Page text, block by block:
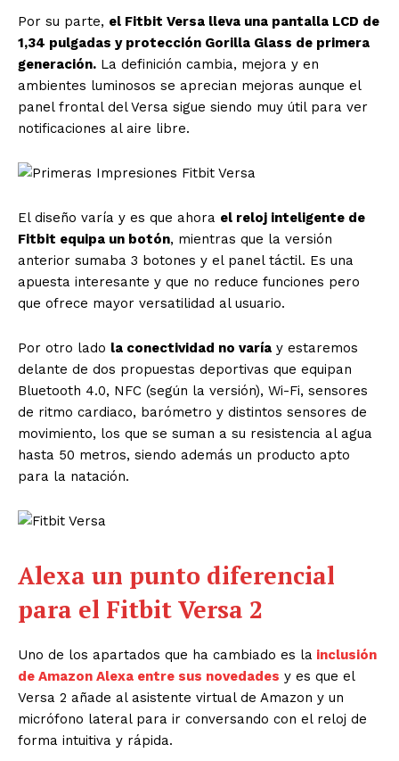
Por su parte, el Fitbit Versa lleva una pantalla LCD de
1,34 pulgadas y protección Gorilla Glass de primera
generación. La definición cambia, mejora y en
ambientes luminosos se aprecian mejoras aunque el
panel frontal del Versa sigue siendo muy útil para ver
notificaciones al aire libre.
El diseño varía y es que ahora el reloj inteligente de
Fitbit equipa un botón, mientras que la versión
anterior sumaba 3 botones y el panel táctil. Es una
apuesta interesante y que no reduce funciones pero
que ofrece mayor versatilidad al usuario.
Por otro lado la conectividad no varía y estaremos
delante de dos propuestas deportivas que equipan
Bluetooth 4.0, NFC (según la versión), Wi-Fi, sensores
de ritmo cardiaco, barómetro y distintos sensores de
movimiento, los que se suman a su resistencia al agua
hasta 50 metros, siendo además un producto apto
para la natación.
Alexa un punto diferencial
para el Fitbit Versa 2
Uno de los apartados que ha cambiado es la inclusión
de Amazon Alexa entre sus novedades y es que el
Versa 2 añade al asistente virtual de Amazon y un
micrófono lateral para ir conversando con el reloj de
forma intuitiva y rápida.